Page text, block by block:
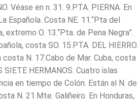
Véase en n. 31. 9.PTA. PIERNA. En
Española. Costa NE. 11.“Pta del
extremo O. 13.“Pta. de Pena Negra”.
costa SO. 15.PTA. DEL HIERRO.
N. 17.Cabo de Mar. Cuba, costa
HERMANOS. Cuatro islas
en tiempo de Colón. Están al N. de
N. 21.Mte. Galiñeiro. En Honduras,